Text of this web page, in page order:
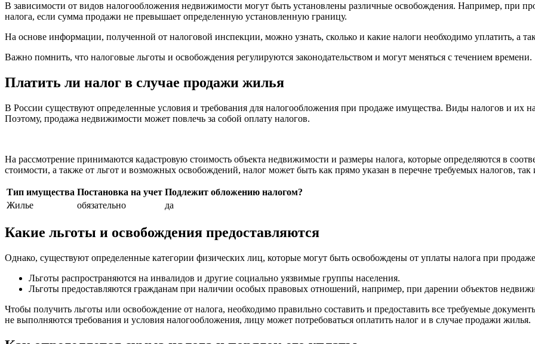
В зависимости от видов налогообложения недвижимости могут быть установлены различные освобождения. Например, при
налога, если сумма продажи не превышает определенную установленную границу.
На основе информации, полученной от налоговой инспекции, можно узнать, сколько и какие налоги необходимо уплатить, а
Важно помнить, что налоговые льготы и освобождения регулируются законодательством и могут меняться с течением времени.
Платить ли налог в случае продажи жилья
В России существуют определенные условия и требования для налогообложения при продаже имущества. Виды налогов и их
Поэтому, продажа недвижимости может повлечь за собой оплату налогов.
На рассмотрение принимаются кадастровую стоимость объекта недвижимости и размеры налога, которые определяются в
стоимости, а также от льгот и возможных освобождений, налог может быть как прямо указан в перечне требуемых налогов,
Тип имущества Постановка на учет Подлежит обложению налогом?
Жилье
обязательно да
Какие льготы и освобождения предоставляются
Однако, существуют определенные категории физических лиц, которые могут быть освобождены от уплаты налога при
Льготы распространяются на инвалидов и другие социально уязвимые группы населения.
Льготы предоставляются гражданам при наличии особых правовых отношений, например, при дарении объектов
Чтобы получить льготы или освобождение от налога, необходимо правильно составить и предоставить все требуемые
не выполняются требования и условия налогообложения, лицу может потребоваться оплатить налог и в случае продажи жилья.